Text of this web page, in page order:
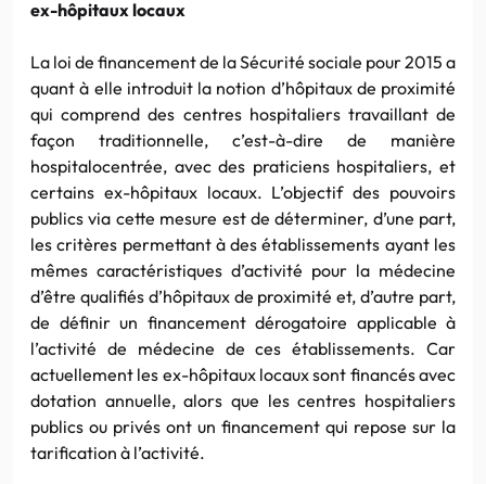
ex-hôpitaux locaux
La loi de financement de la Sécurité sociale pour 2015 a
quant à elle introduit la notion d’hôpitaux de proximité
qui comprend des centres hospitaliers travaillant de
façon traditionnelle, c’est-à-dire de manière
hospitalocentrée, avec des praticiens hospitaliers, et
certains ex-hôpitaux locaux. L’objectif des pouvoirs
publics via cette mesure est de déterminer, d’une part,
les critères permettant à des établissements ayant les
mêmes caractéristiques d’activité pour la médecine
d’être qualifiés d’hôpitaux de proximité et, d’autre part,
de définir un financement dérogatoire applicable à
l’activité de médecine de ces établissements. Car
actuellement les ex-hôpitaux locaux sont financés avec
dotation annuelle, alors que les centres hospitaliers
publics ou privés ont un financement qui repose sur la
tarification à l’activité.